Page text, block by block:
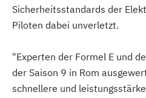
Sicherheitsstandards der
Piloten dabei unverletzt.
"Experten der Formel E und
der Saison 9 in Rom
schnellere und